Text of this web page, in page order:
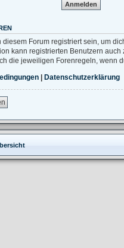
diesem Forum registriert sein, um
kann registrierten Benutzern
die jeweiligen Forenregeln, wenn
Datenschutzerklärung